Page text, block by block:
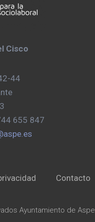
Cisco
44
655 847
Contacto
Ayuntamiento de Aspe